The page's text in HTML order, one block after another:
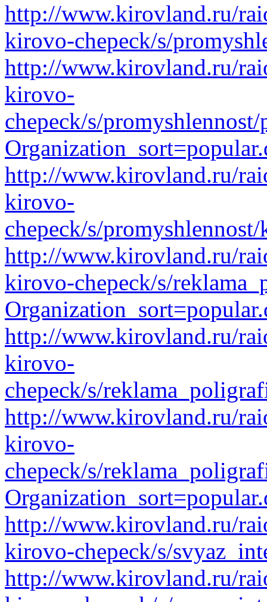
http://www.kirovland.ru/
kirovo-chepeck/s/
http://www.kirovland.ru/
kirovo-
chepeck/s/
http://www.kirovland.ru/
kirovo-
chepeck/s/
http://www.kirovland.ru/
kirovo-chepeck/s/
http://www.kirovland.ru/
kirovo-
chepeck/s/
http://www.kirovland.ru/
kirovo-
chepeck/s/
http://www.kirovland.ru/
kirovo-chepeck/s/
http://www.kirovland.ru/